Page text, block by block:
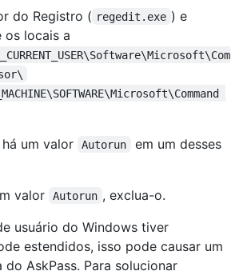
do Registro ( regedit.exe ) e
os locais a
um valor Autorun
em um desses
valor
Autorun , exclua-o.
usuário do Windows tiver
estendidos, isso pode causar um
AskPass. Para solucionar